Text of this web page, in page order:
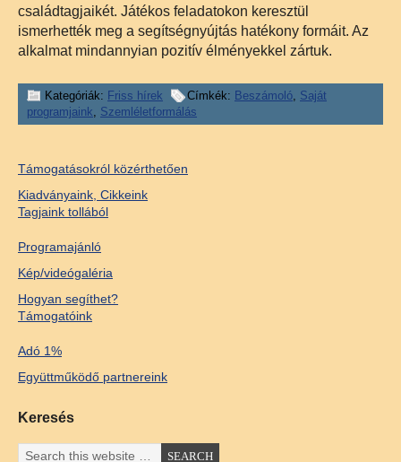
családtagjaikét. Játékos feladatokon keresztül
ismerhették meg a segítségnyújtás hatékony formáit. Az
alkalmat mindannyian pozitív élményekkel zártuk.
Kategóriák: Friss hírek Címkék: Beszámoló, Saját
programjaink, Szemléletformálás
Támogatásokról közérthetően
Kiadványaink, Cikkeink
Tagjaink tollából
Programajánló
Kép/videógaléria
Hogyan segíthet?
Támogatóink
Adó 1%
Együttműködő partnereink
Keresés